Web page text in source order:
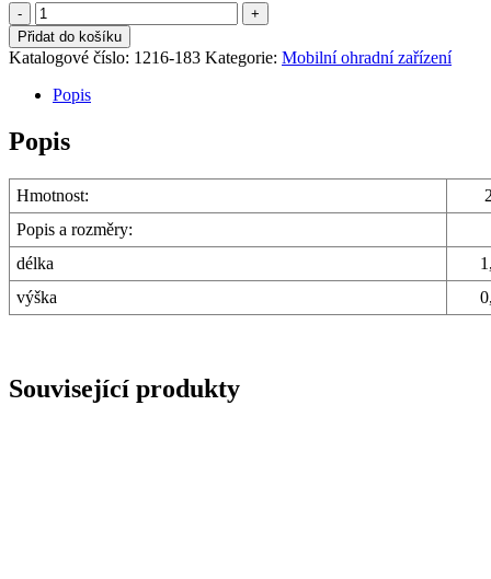
Pevný
plotový
dílec
s
plechovou
výplní
délka
množství
Přidat do košíku
Katalogové číslo: 1216-183 Kategorie: Mobilní ohradní zařízení
Popis
Popis
Hmotnost:
Popis a rozměry:
délka
výška
Související produkty